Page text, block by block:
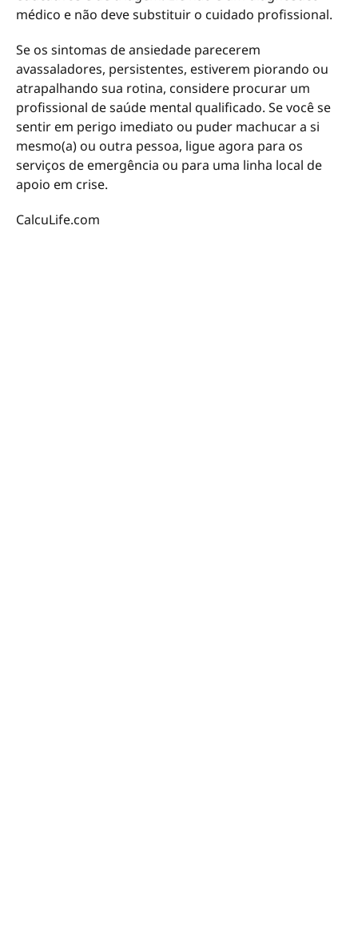
médico e não deve substituir o cuidado profissional.
Se os sintomas de ansiedade parecerem
avassaladores, persistentes, estiverem piorando ou
atrapalhando sua rotina, considere procurar um
profissional de saúde mental qualificado. Se você se
sentir em perigo imediato ou puder machucar a si
mesmo(a) ou outra pessoa, ligue agora para os
serviços de emergência ou para uma linha local de
apoio em crise.
CalcuLife.com